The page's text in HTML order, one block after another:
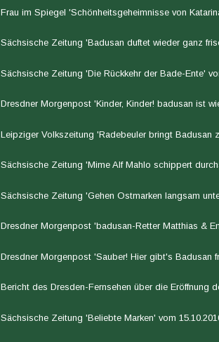
Frau im Spiegel 'Schönheitsgeheimnisse von
Sächsische Zeitung 'Badusan duftet wieder ganz
Sächsische Zeitung 'Die Rückkehr der Bade-Ente'
Dresdner Morgenpost 'Kinder, Kinder! badusan ist
Leipziger Volkszeitung 'Radebeuler bringt Badusan
Sächsische Zeitung 'Mime Alf Mahlo schippert
Sächsische Zeitung 'Gehen Ostmarken langsam
Dresdner Morgenpost 'badusan-Retter Matthias &
Dresdner Morgenpost 'Sauber! Hier gibt's Badusan
Bericht des Dresden-Fernsehen über die Eröffnung
Sächsische Zeitung 'Beliebte Marken' vom